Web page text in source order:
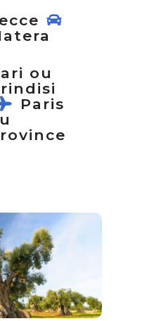
ou
Paris